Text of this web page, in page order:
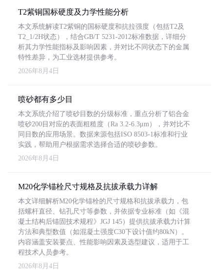
T2紫铜国标硬度及力学性能分析
本文系统解读T2紫铜的国标硬度和抗拉强度（包括T2及
T2_1/2H状态），结合GB/T 5231-2012标准数据，详细分
析其力学性能指标及影响因素，并对比不同状态下的金属
特性差异，为工业选材提供参考。
2026年8月4日
喷砂都有多少目
本文系统介绍了喷砂目数的分级标准，重点分析了铝合金
喷砂200目对应的表面粗糙度（Ra 3.2-6.3μm），并对比不
同目数的应用场景。数据来源包括ISO 8503-1标准和行业
实践，帮助用户根据需求选择合适的喷砂参数。
2026年8月4日
M20化学锚栓尺寸规格及抗拔承载力详解
本文详细解析M20化学锚栓的尺寸规格和抗拔承载力，包
括螺杆直径、钻孔尺寸等参数，并依据专业标准（如《混
凝土结构后锚固技术规程》JGJ 145）提供抗拔承载力计算
方法和典型数值（如混凝土强度C30下设计值约80kN）。
内容涵盖安装要点、性能影响因素及选型建议，适用于工
程技术人员参考。
2026年8月4日